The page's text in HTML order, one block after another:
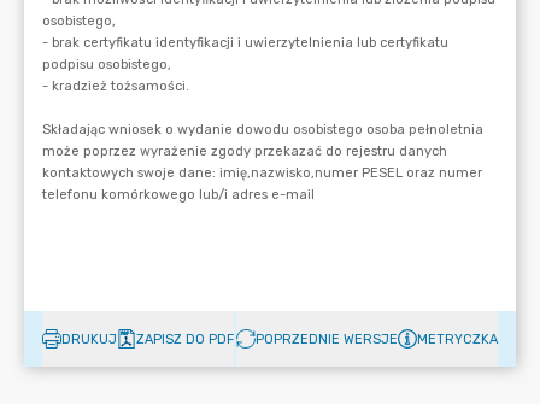
DRUKUJ ZAPISZ DO PDF POPRZEDNIE WERSJE METRYCZKA